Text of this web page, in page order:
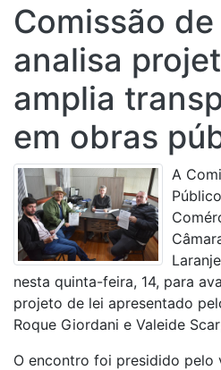
Comissão
analisa
amplia
em obras
A
nesta quinta-feira, 14, para
projeto de lei apresentado
Roque Giordani e Valeide
O encontro foi presidido pelo